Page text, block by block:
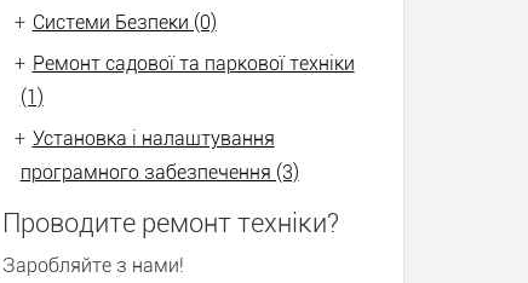
+ Системи Безпеки (0)
+ Ремонт садової та паркової техніки
(1)
+ Установка і налаштування
програмного забезпечення (3)
Проводите ремонт техніки?
Заробляйте з нами!